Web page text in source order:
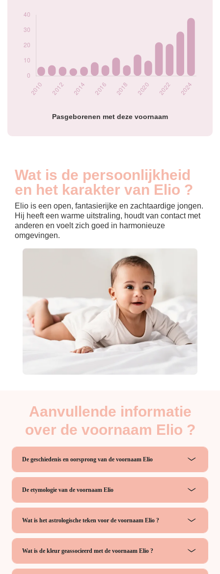
Pasgeborenen met deze voornaam
Popularité du
prénom Elio par
2022
2023
Wat is de persoonlijkheid
en het karakter van Elio ?
Elio is een open, fantasierijke en zachtaardige jongen.
Hij heeft een warme uitstraling, houdt van contact met
anderen en voelt zich goed in harmonieuze
omgevingen.
Aanvullende informatie
over de voornaam Elio ?
De geschiedenis en oorsprong van de voornaam Elio
De etymologie van de voornaam Elio
Wat is het astrologische teken voor de voornaam Elio ?
Wat is de kleur geassocieerd met de voornaam Elio ?